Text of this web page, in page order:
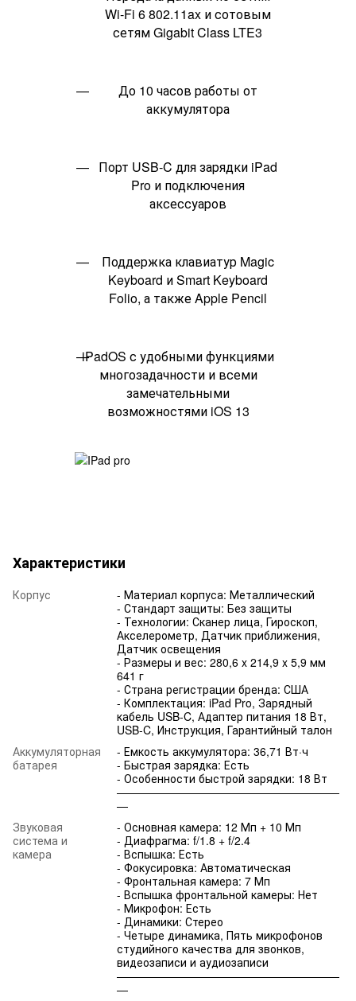
Wi‑Fi 6 802.11ax и сотовым
сетям Gigabit Class LTE3
До 10 часов работы от
аккумулятора
Порт USB‑C для зарядки iPad
Pro и подключения
аксессуаров
Поддержка клавиатур Magic
Keyboard и Smart Keyboard
Folio, а также Apple Pencil
iPadOS с удобными функциями
многозадачности и всеми
замечательными
возможностями iOS 13
Характеристики
Корпус
- Материал корпуса: Металлический
- Стандарт защиты: Без защиты
- Технологии: Сканер лица, Гироскоп,
Акселерометр, Датчик приближения,
Датчик освещения
- Размеры и вес: 280,6 x 214,9 x 5,9 мм
641 г
- Страна регистрации бренда: США
- Комплектация: iPad Pro, Зарядный
кабель USB-C, Адаптер питания 18 Вт,
USB-C, Инструкция, Гарантийный талон
Аккумуляторная
батарея
- Емкость аккумулятора: 36,71 Вт·ч
- Быстрая зарядка: Есть
- Особенности быстрой зарядки: 18 Вт
————————————————————
—
Звуковая
система и
камера
- Основная камера: 12 Мп + 10 Мп
- Диафрагма: f/1.8 + f/2.4
- Вспышка: Есть
- Фокусировка: Автоматическая
- Фронтальная камера: 7 Мп
- Вспышка фронтальной камеры: Нет
- Микрофон: Есть
- Динамики: Стерео
- Четыре динамика, Пять микрофонов
студийного качества для звонков,
видеозаписи и аудиозаписи
————————————————————
—